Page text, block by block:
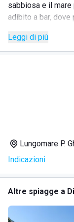
sabbiosa e il
adibito a bar,
l'ordine con il
direttamente in
Ombrelloni,
Spogliatoi
Bar
Servizio in
Leggi di più
Lungomare P.
Indicazioni
Altre spiagge a